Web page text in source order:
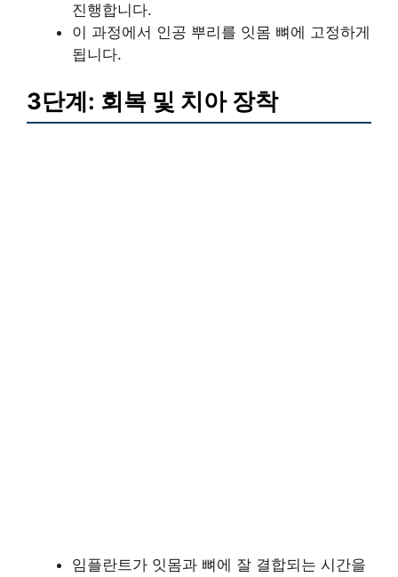
진행합니다.
이 과정에서 인공 뿌리를 잇몸 뼈에 고정하게
됩니다.
3단계: 회복 및 치아 장착
임플란트가 잇몸과 뼈에 잘 결합되는 시간을